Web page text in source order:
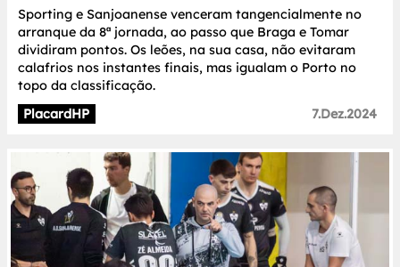
Sporting e Sanjoanense venceram tangencialmente no
arranque da 8ª jornada, ao passo que Braga e Tomar
dividiram pontos. Os leões, na sua casa, não evitaram
calafrios nos instantes finais, mas igualam o Porto no
topo da classificação.
PlacardHP
7.Dez.2024